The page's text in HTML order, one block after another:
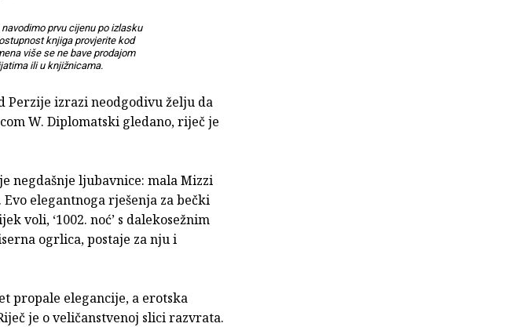
prvu cijenu po izlasku
knjiga provjerite kod
više se ne bave prodajom
ili u knjižnicama.
Perzije izrazi neodgodivu želju da
W. Diplomatski gledano, riječ je
negdašnje ljubavnice: mala Mizzi
elegantnoga rješenja za bečki
voli, ‘1002. noć’ s dalekosežnim
ogrlica, postaje za nju i
propale elegancije, a erotska
je o veličanstvenoj slici razvrata.